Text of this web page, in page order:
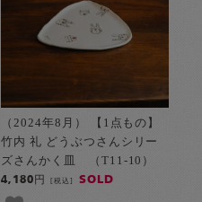
（2024年8月） 【1点もの】
竹内 礼 どうぶつさんシリー
ズさんかく皿 （T11-10）
4,180円 [税込] SOLD